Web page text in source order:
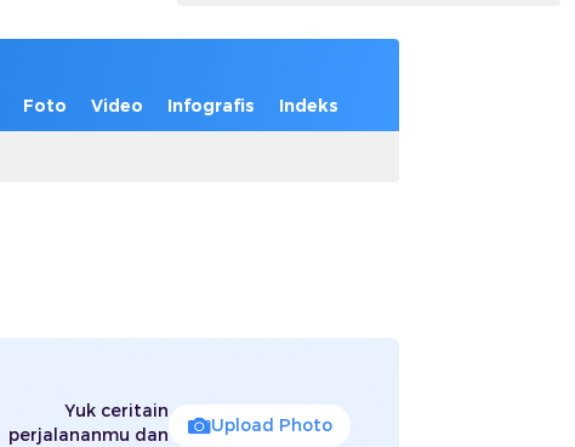
Foto Video Infografis Indeks
Yuk ceritain
perjalananmu dan
Upload Photo